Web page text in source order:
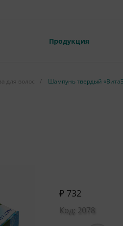
Продукция
для волос / Шампунь твердый
₽ 732
Код: 2078